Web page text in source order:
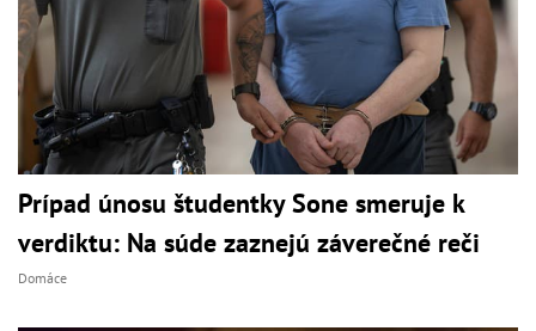
Prípad únosu študentky Sone smeruje k
verdiktu: Na súde zaznejú záverečné reči
Domáce